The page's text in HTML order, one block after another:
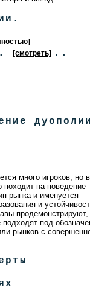
[смотреть] ..
дуополии
много игроков, но
на поведение
рынка и именуется
и
продемонстрируют,
под
рынков с